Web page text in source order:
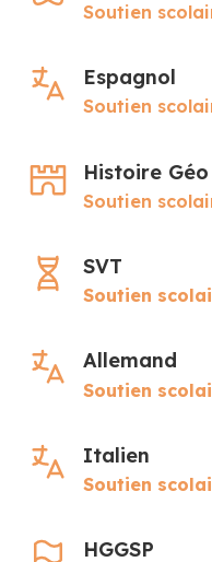
Soutien
Espagnol
Soutien
Histoire Géo
Soutien
SVT
Soutien
Allemand
Soutien
Italien
Soutien
HGGSP